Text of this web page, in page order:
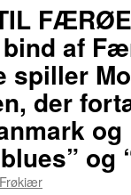
af
spiller
der
og